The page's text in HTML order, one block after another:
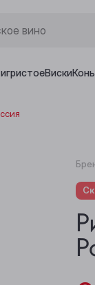
Виски